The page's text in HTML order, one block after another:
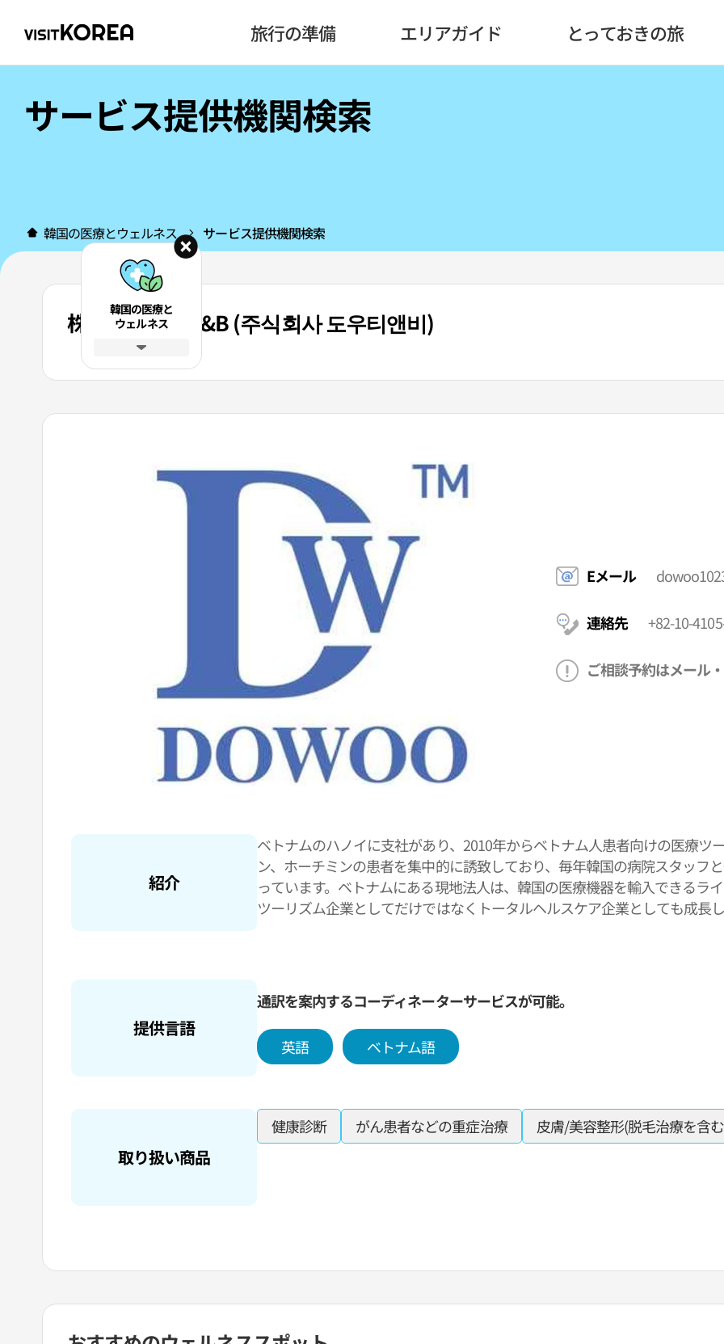
旅行の準備 エリアガイド とっておきの旅
サービス提供機関検索
韓国の医療とウェルネス サービス提供機関検索
株式会社ドウT&B (주식회사 도우티앤비)
Eメール
連絡先 +82-10-
ご相談予約はメール
紹介
ベトナムのハノイに支社があり、2010年からベトナム人患者向けの医療ツ
ン、ホーチミンの患者を集中的に誘致しており、毎年韓国の病院スタッフ
っています。ベトナムにある現地法人は、韓国の医療機器を輸入できるラ
ツーリズム企業としてだけではなくトータルヘルスケア企業としても成長
提供言語
通訳を案内するコーディネーターサービスが可能。
英語 ベトナム語
取り扱い商品
健康診断 がん患者などの重症治療 皮膚/美容整形(脱毛治療を含
韓国の医療と
ウェルネス